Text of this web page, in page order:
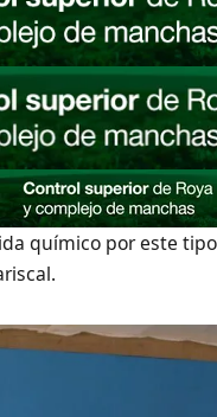
químico por este